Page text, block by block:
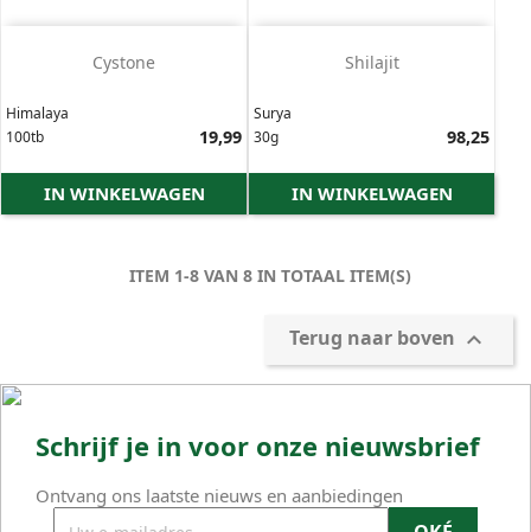
Cystone
Himalaya
100tb
19,99
IN WINKELWAGEN
Shilajit
Surya
30g
98,25
IN WINKELWAGEN
ITEM 1-8 VAN 8 IN TOTAAL ITEM(S)
Terug naar boven 
Schrijf je in voor onze nieuwsbrief
Ontvang ons laatste nieuws en aanbiedingen